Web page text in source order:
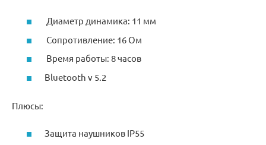
Диаметр динамика: 11 мм
Сопротивление: 16 Ом
Время работы: 8 часов
Bluetooth v 5.2
Плюсы:
Защита наушников IP55